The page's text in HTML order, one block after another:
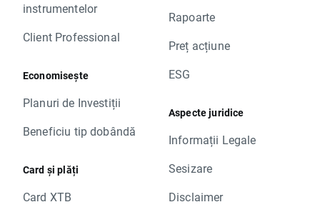
instrumentelor
Client Professional
Economisește
Planuri de Investiții
Beneficiu tip dobândă
Card și plăți
Card XTB
Rapoarte
Preț acțiune
ESG
Aspecte juridice
Informații Legale
Sesizare
Disclaimer